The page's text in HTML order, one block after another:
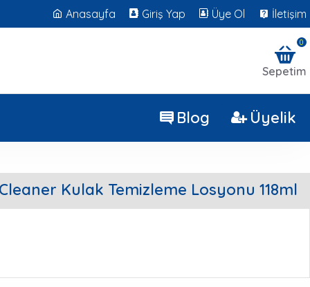
Anasayfa Giriş Yap Üye Ol İletişim
Sepetim
0
Blog Üyelik
Kulak Temizleme Losyonu 118ml